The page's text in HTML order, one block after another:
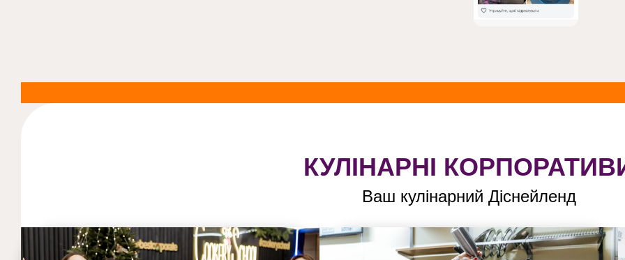
КУЛІНАРНІ
Ваш кулінарний Діснейленд